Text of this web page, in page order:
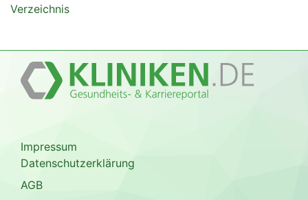
Verzeichnis
Impressum
Datenschutzerklärung
AGB